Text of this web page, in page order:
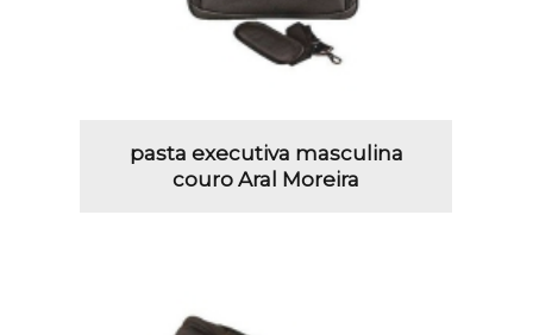
pasta executiva masculina
couro Aral Moreira